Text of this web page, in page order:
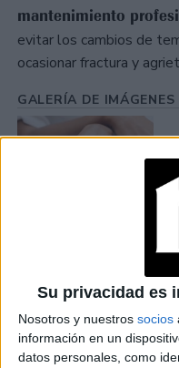
Su privacidad es
Nosotros y nuestros socios
información en un
datos personales, como
mantenimiento
evitar los cambios de
ocasionar fractura y
GALERÍA DE IMÁGENES
Accedé a los
Contenidos
Sorteos